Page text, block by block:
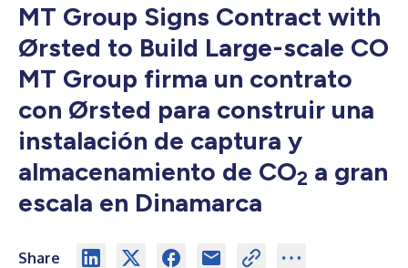
MT Group Signs Contract with
Ørsted to Build Large-scale CO
MT Group firma un contrato
con Ørsted para construir una
instalación de captura y
almacenamiento de CO2 a gran
escala en Dinamarca
Share